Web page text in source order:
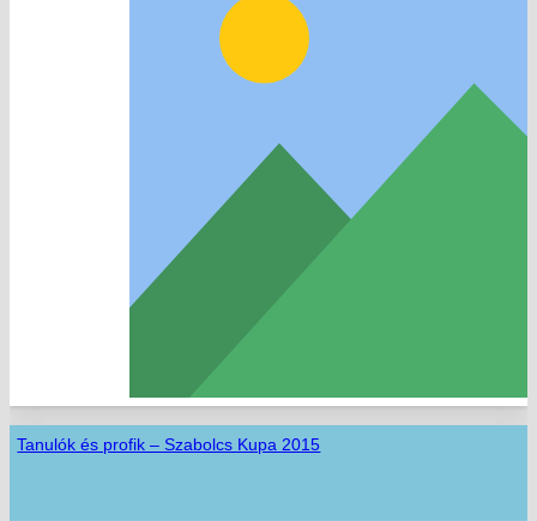
Tanulók és profik – Szabolcs Kupa 2015